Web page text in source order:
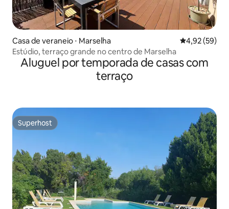
Casa de veraneio ⋅ Marselha 4,92 de uma
4,92 (59)
Estúdio, terraço grande no centro de Marselha
Aluguel por temporada de casas com
terraço
Superhost
Superhost